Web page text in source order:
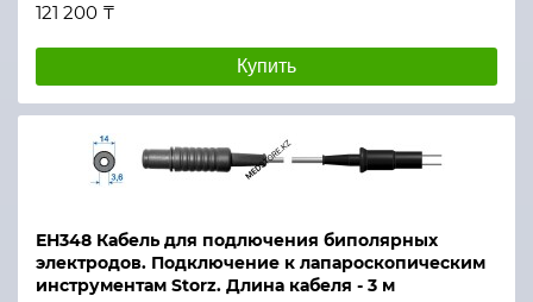
121 200 ₸
Купить
ЕН348 Кабель для подлючения биполярных
электродов. Подключение к лапароскопическим
инструментам Storz. Длина кабеля - 3 м